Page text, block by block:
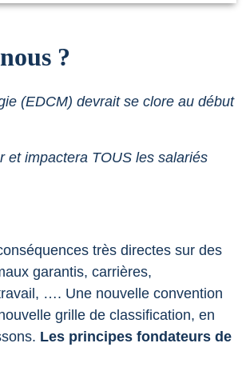
?
(EDCM) devrait se clore au début
et impactera TOUS les salariés
très directes sur des
garantis, carrières,
…. Une nouvelle convention
grille de classification, en
Les principes fondateurs de